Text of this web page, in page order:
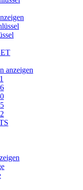
anzeigen